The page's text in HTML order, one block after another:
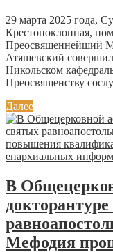
29 марта 2025 года,
Крестопоклонная,
Преосвященнейший
Атяшевский
Никольском
Преосвященству
Далее
В
Мефодия